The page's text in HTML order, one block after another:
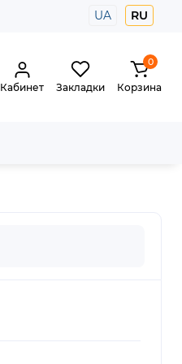
UA RU
Кабинет Закладки
0
Корзина